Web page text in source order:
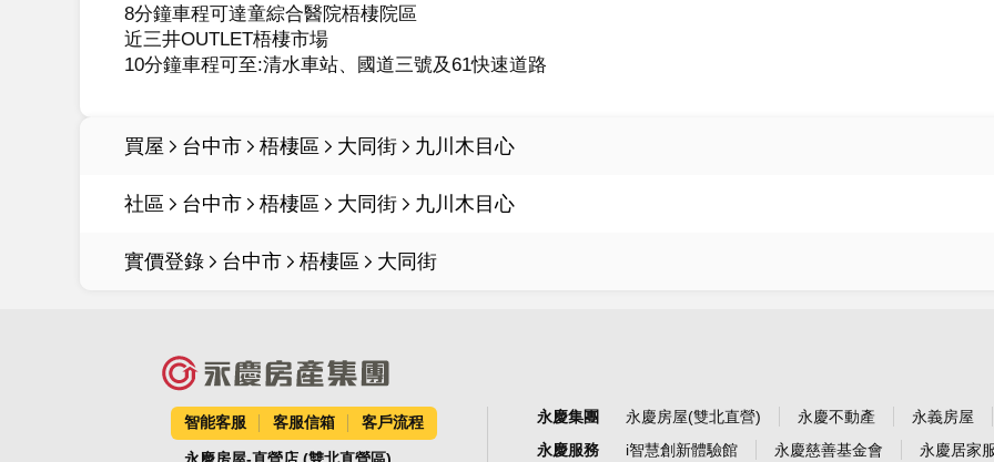
8分鐘車程可達童綜合醫院梧棲院區
近三井OUTLET梧棲市場
10分鐘車程可至:清水車站、國道三號及61快速道路
買屋 台中市 梧棲區 大同街 九川木目心
社區 台中市 梧棲區 大同街 九川木目心
實價登錄 台中市 梧棲區 大同街
智能客服 客服信箱 客戶流程
永慶房屋-直營店 (雙北直營區)
永慶集團 永慶房屋(雙北直營) 永慶不動產
永義房屋
永慶服務
i智慧創新體驗館 永慶慈善基金會 永慶居家